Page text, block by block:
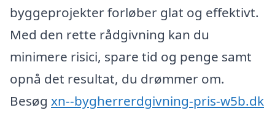
byggeprojekter forløber glat og effektivt.
Med den rette rådgivning kan du
minimere risici, spare tid og penge samt
opnå det resultat, du drømmer om.
Besøg xn--bygherrerdgivning-pris-w5b.dk